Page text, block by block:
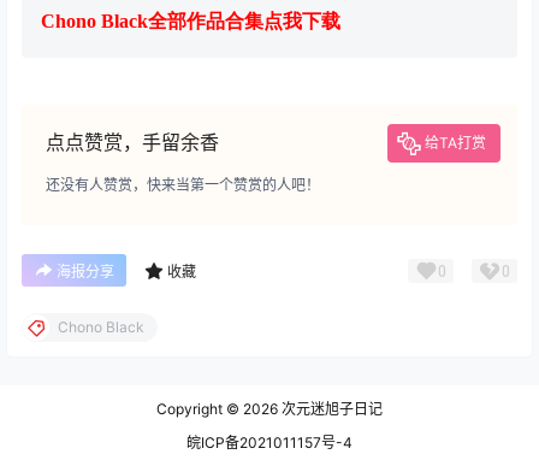
Chono Black全部作品合集点我下载
点点赞赏，手留余香 给TA打赏
还没有人赞赏，快来当第一个赞赏的人吧！
海报分享 收藏 0 0
Chono Black
Copyright © 2026 次元迷旭子日记
皖ICP备2021011157号-4